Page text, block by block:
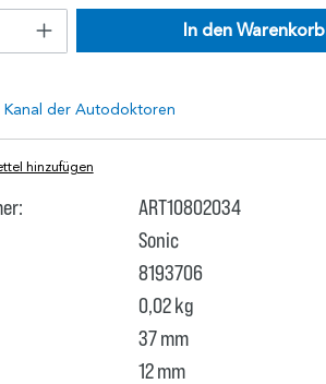
In den Warenkorb
hinzufügen
ART10802034
Sonic
8193706
0,02 kg
37 mm
12 mm